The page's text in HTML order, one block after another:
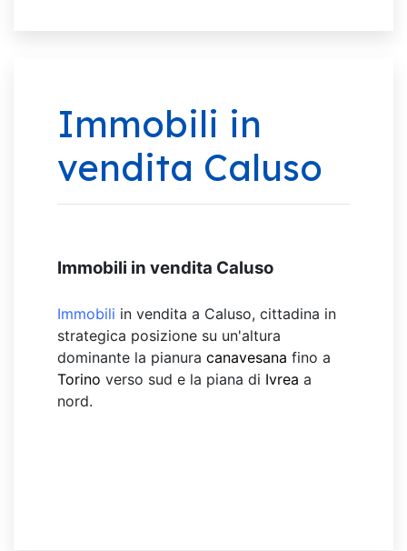
Immobili in
vendita Caluso
Immobili in vendita Caluso
Immobili in vendita a Caluso, cittadina in
strategica posizione su un'altura
dominante la pianura canavesana fino a
Torino verso sud e la piana di Ivrea a
nord.